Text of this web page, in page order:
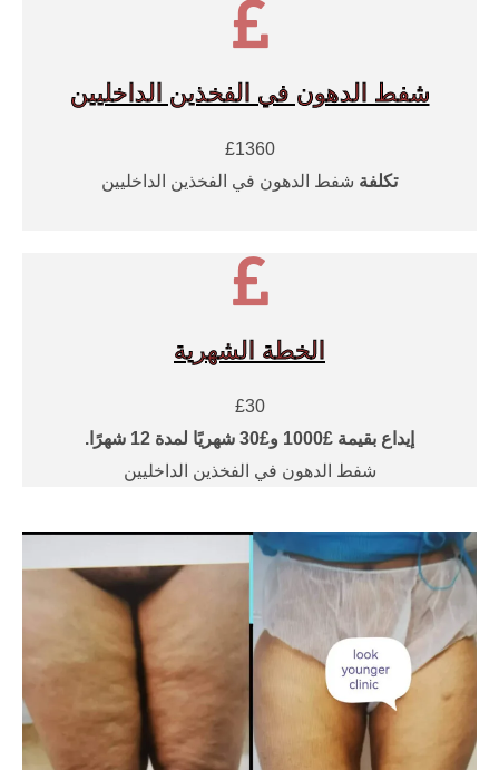
شفط الدهون في الفخذين الداخليين
£1360
تكلفة شفط الدهون في الفخذين الداخليين
الخطة الشهرية
£30
إيداع بقيمة £1000 و£30 شهريًا لمدة 12 شهرًا.
شفط الدهون في الفخذين الداخليين